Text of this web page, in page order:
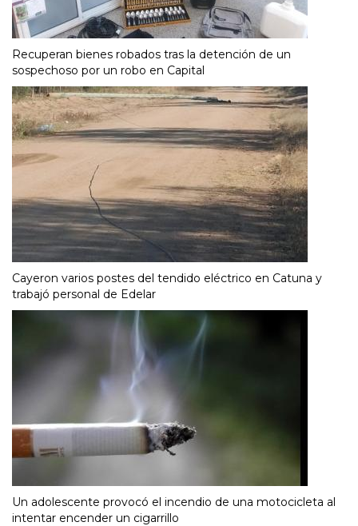
Recuperan bienes robados tras la detención de un
sospechoso por un robo en Capital
Cayeron varios postes del tendido eléctrico en Catuna y
trabajó personal de Edelar
Un adolescente provocó el incendio de una motocicleta al
intentar encender un cigarrillo